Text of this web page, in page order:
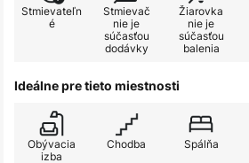
Stmievateľn
é
Stmievač
nie je
súčasťou
dodávky
Žiarovka
nie je
súčasťou
balenia
Ideálne pre tieto miestnosti
Obývacia
izba
Chodba Spálňa